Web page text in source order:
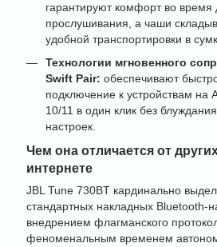
гарантируют комфорт во время
прослушивания, а чаши
удобной транспортировки в
Технологии мгновенного
Swift Pair: обеспечивают
подключение к устройствам на
10/11 в один клик без
настроек.
Чем она отличается от
интернете
JBL Tune 730BT кардинально
стандартных накладных Bluetooth-
внедрением флагманского
феноменальным временем